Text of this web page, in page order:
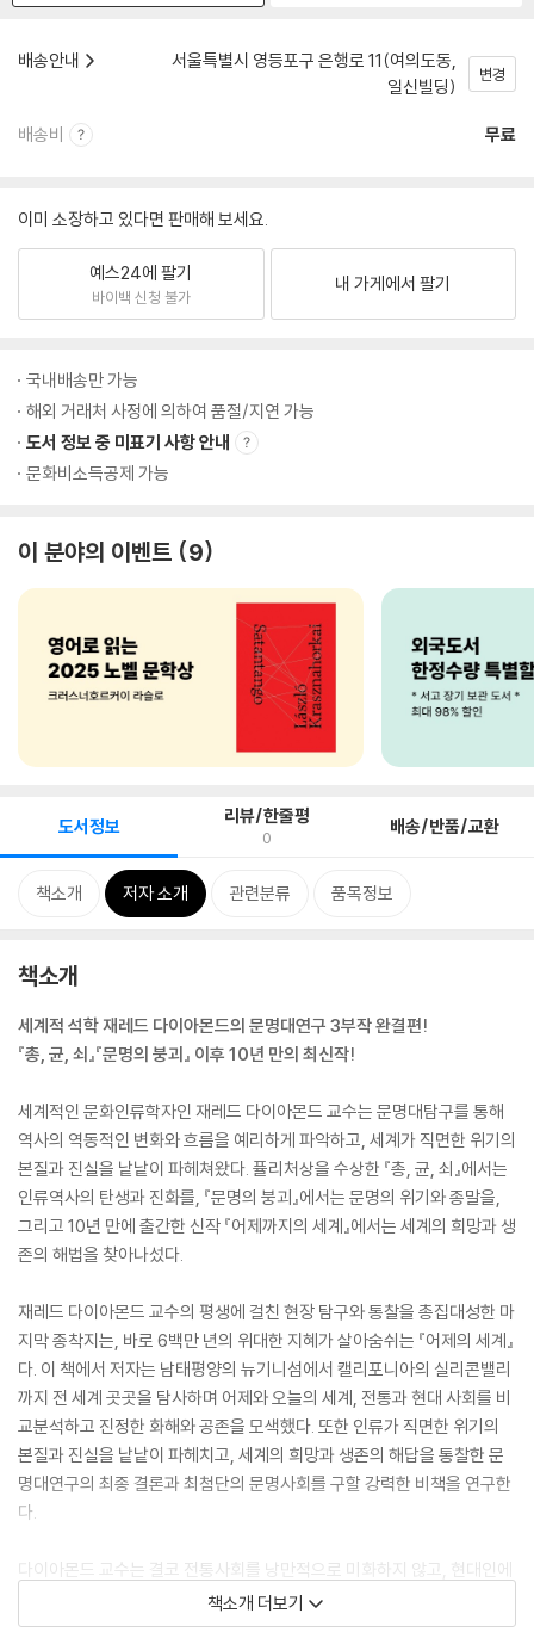
배송안내
서울특별시 영등포구 은행로 11(여의도동,
일신빌딩)
변경
배송비 무료
이미 소장하고 있다면 판매해 보세요.
예스24에 팔기
바이백 신청 불가
내 가게에서 팔기
국내배송만 가능
해외 거래처 사정에 의하여 품절/지연 가능
도서 정보 중 미표기 사항 안내
문화비소득공제 가능
이 분야의 이벤트 9
도서정보 리뷰/한줄평
0 배송/반품/교환
책소개 저자 소개 관련분류 품목정보
책소개
세계적 석학 재레드 다이아몬드의 문명대연구 3부작 완결편!
『총, 균, 쇠』『문명의 붕괴』 이후 10년 만의 최신작!
세계적인 문화인류학자인 재레드 다이아몬드 교수는 문명대탐구를 통해
역사의 역동적인 변화와 흐름을 예리하게 파악하고, 세계가 직면한 위기의
본질과 진실을 낱낱이 파헤쳐왔다. 퓰리처상을 수상한 『총, 균, 쇠』에서는
인류역사의 탄생과 진화를, 『문명의 붕괴』에서는 문명의 위기와 종말을,
그리고 10년 만에 출간한 신작 『어제까지의 세계』에서는 세계의 희망과 생
존의 해법을 찾아나섰다.
재레드 다이아몬드 교수의 평생에 걸친 현장 탐구와 통찰을 총집대성한 마
지막 종착지는, 바로 6백만 년의 위대한 지혜가 살아숨쉬는 『어제의 세계』
다. 이 책에서 저자는 남태평양의 뉴기니섬에서 캘리포니아의 실리콘밸리
까지 전 세계 곳곳을 탐사하며 어제와 오늘의 세계, 전통과 현대 사회를 비
교분석하고 진정한 화해와 공존을 모색했다. 또한 인류가 직면한 위기의
본질과 진실을 낱낱이 파헤치고, 세계의 희망과 생존의 해답을 통찰한 문
명대연구의 최종 결론과 최첨단의 문명사회를 구할 강력한 비책을 연구한
다.
다이아몬드 교수는 결코 전통사회를 낭만적으로 미화하지 않고, 현대인에
게는 충격적일 수밖에 없는 전통사회의 풍습을 가감없이 소개한다. 그러나
우리가 더 건강하게 오래 살 수 있는 방법, 노후를 더 즐겁게 살 수 있는 방
책소개 더보기